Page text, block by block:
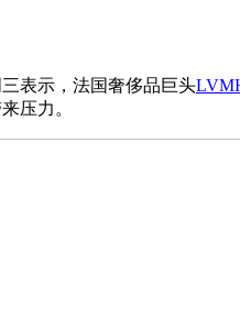
表示，法国奢侈品巨头
压力。